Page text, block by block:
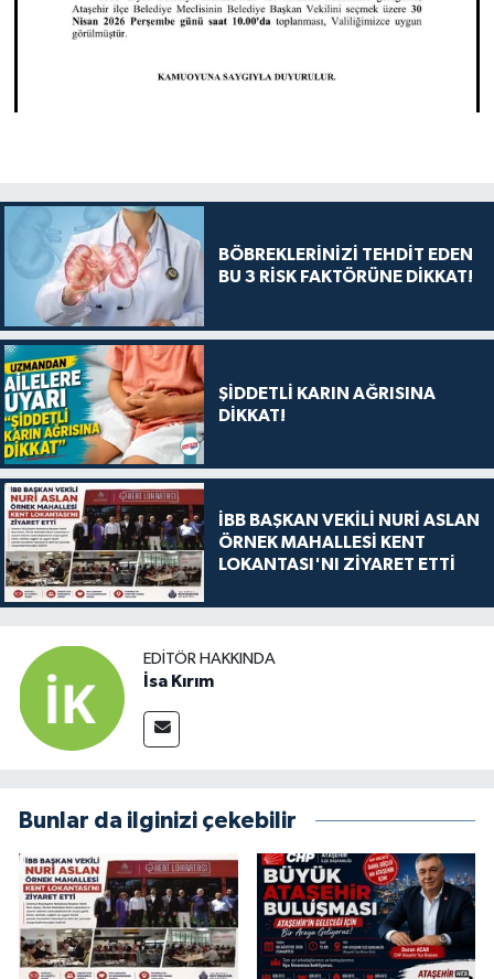
BÖBREKLERİNİZİ TEHDİT EDEN
BU 3 RİSK FAKTÖRÜNE DİKKAT!
ŞİDDETLİ KARIN AĞRISINA
DİKKAT!
İBB BAŞKAN VEKİLİ NURİ ASLAN
ÖRNEK MAHALLESİ KENT
LOKANTASI'NI ZİYARET ETTİ
EDITÖR HAKKINDA
İsa Kırım
Bunlar da ilginizi çekebilir